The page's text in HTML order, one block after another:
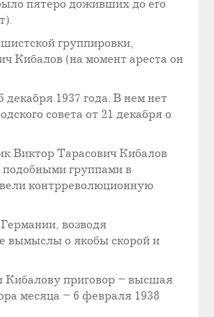
пятеро доживших до его
группировки,
Кибалов (на момент ареста он
1937 года. В нем нет
совета от 21 декабря о
Виктор Тарасович Кибалов
подобными группами в
контрреволюционную
возводя
вымыслы о якобы скорой и
Кибалову приговор – высшая
месяца – 6 февраля 1938